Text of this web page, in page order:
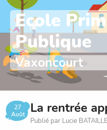
Ecole
Publique
Vaxoncourt
27
Août
La rentrée
Publié par Lucie BATAILLE